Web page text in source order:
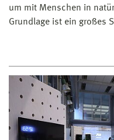
um mit Menschen in
Grundlage ist ein großes